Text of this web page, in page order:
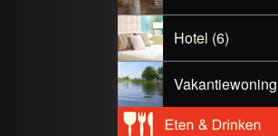
Hotel (6)